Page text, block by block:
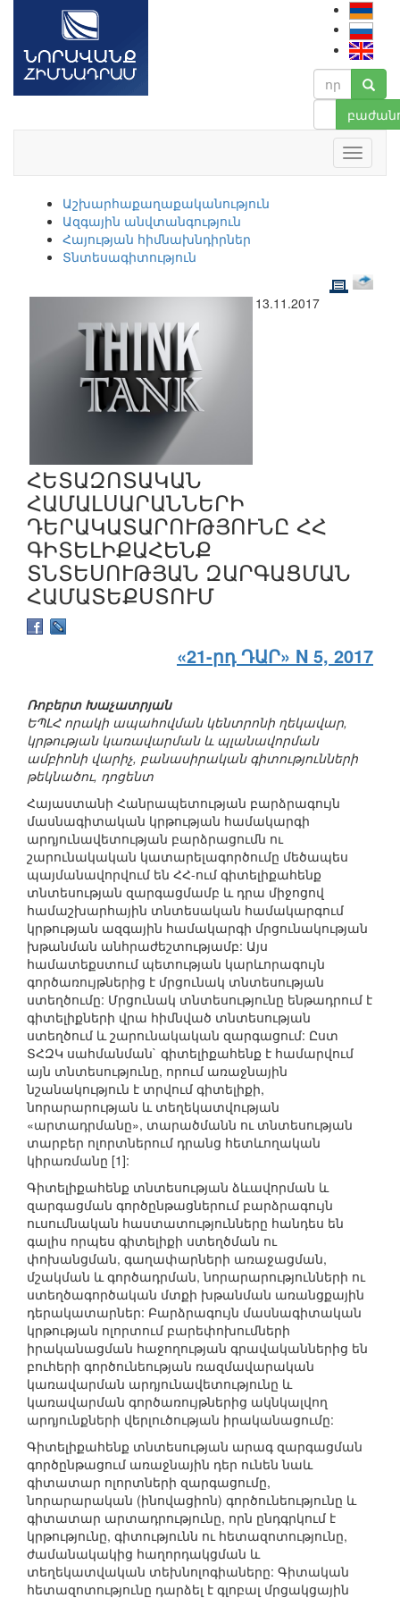
Աշխարհաքաղաքականություն
Ազգային անվտանգություն
Հայության հիմնախնդիրներ
Տնտեսագիտություն
13.11.2017
ՀԵՏԱԶՈՏԱԿԱՆ
ՀԱՄԱԼՍԱՐԱՆՆԵՐԻ
ԴԵՐԱԿԱՏԱՐՈՒԹՅՈՒՆԸ ՀՀ
ԳԻՏԵԼԻՔԱՀԵՆՔ
ՏՆՏԵՍՈՒԹՅԱՆ ԶԱՐԳԱՑՄԱՆ
ՀԱՄԱՏԵՔՍՏՈՒՄ
«21-րդ ԴԱՐ» N 5, 2017
Ռոբերտ Խաչատրյան
ԵՊԼՀ որակի ապահովման կենտրոնի ղեկավար,
կրթության կառավարման և պլանավորման
ամբիոնի վարիչ, բանասիրական գիտությունների
թեկնածու, դոցենտ
Հայաստանի Հանրապետության բարձրագույն
մասնագիտական կրթության համակարգի
արդյունավետության բարձրացումն ու
շարունակական կատարելագործումը մեծապես
պայմանավորվում են ՀՀ-ում գիտելիքահենք
տնտեսության զարգացմամբ և դրա միջոցով
համաշխարհային տնտեսական համակարգում
կրթության ազգային համակարգի մրցունակության
խթանման անհրաժեշտությամբ: Այս
համատեքստում պետության կարևորագույն
գործառույթներից է մրցունակ տնտեսության
ստեղծումը: Մրցունակ տնտեսությունը ենթադրում է
գիտելիքների վրա հիմնված տնտեսության
ստեղծում և շարունակական զարգացում: Ըստ
ՏՀԶԿ սահմանման` գիտելիքահենք է համարվում
այն տնտեսությունը, որում առաջնային
նշանակություն է տրվում գիտելիքի,
նորարարության և տեղեկատվության
«արտադրմանը», տարածմանն ու տնտեսության
տարբեր ոլորտներում դրանց հետևողական
կիրառմանը [1]:
Գիտելիքահենք տնտեսության ձևավորման և
զարգացման գործընթացներում բարձրագույն
ուսումնական հաստատությունները հանդես են
գալիս որպես գիտելիքի ստեղծման ու
փոխանցման, գաղափարների առաջացման,
մշակման և գործադրման, նորարարությունների ու
ստեղծագործական մտքի խթանման առանցքային
դերակատարներ: Բարձրագույն մասնագիտական
կրթության ոլորտում բարեփոխումների
իրականացման հաջողության գրավականներից են
բուհերի գործունեության ռազմավարական
կառավարման արդյունավետությունը և
կառավարման գործառույթներից ակնկալվող
արդյունքների վերլուծության իրականացումը:
Գիտելիքահենք տնտեսության արագ զարգացման
գործընթացում առաջնային դեր ունեն նաև
գիտատար ոլորտների զարգացումը,
նորարարական (ինովացիոն) գործունեությունը և
գիտատար արտադրությունը, որն ընդգրկում է
կրթությունը, գիտությունն ու հետազոտությունը,
ժամանակակից հաղորդակցման և
տեղեկատվական տեխնոլոգիաները: Գիտական
հետազոտությունը դարձել է գլոբալ մրցակցային